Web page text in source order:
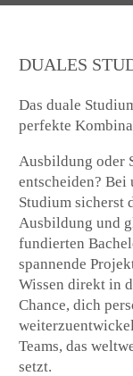
DUALES
Das duale
perfekte
Ausbildung oder
entscheiden? Bei
Studium sicherst
Ausbildung und
fundierten
spannende
Wissen direkt in
Chance, dich
Teams, das
setzt.